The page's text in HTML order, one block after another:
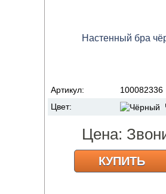
Настенный бра
Артикул:
100082336
Цвет:
Цена:
КУПИТЬ